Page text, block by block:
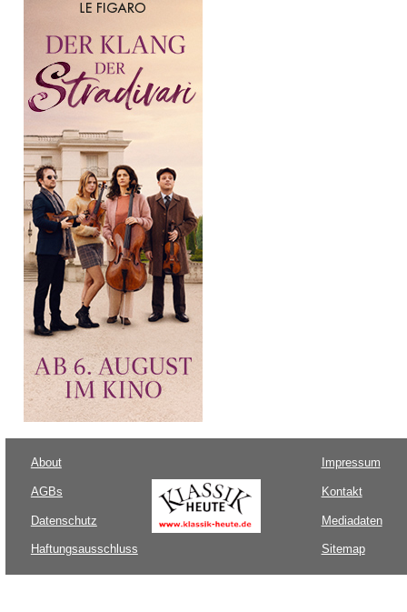
About
AGBs
Datenschutz
Haftungsausschluss
Impressum
Kontakt
Mediadaten
Sitemap